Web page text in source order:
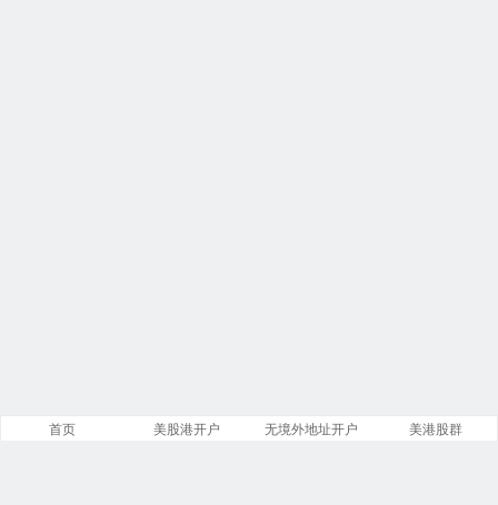
首页 美股港开户 无境外地址开户 美港股群